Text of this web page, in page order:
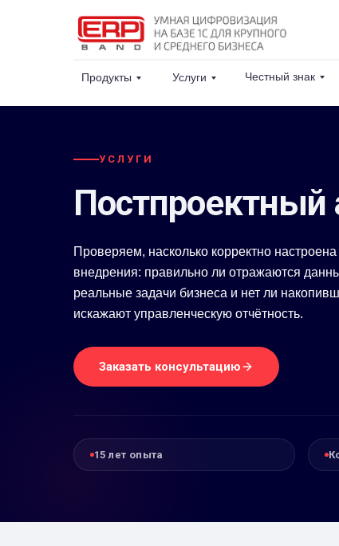
Продукты Услуги Честный знак
УСЛУГИ
Постпроектный
Проверяем, насколько корректно
внедрения: правильно ли отражаются
реальные задачи бизнеса и нет ли
искажают управленческую отчётность.
Заказать консультацию
15 лет опыта